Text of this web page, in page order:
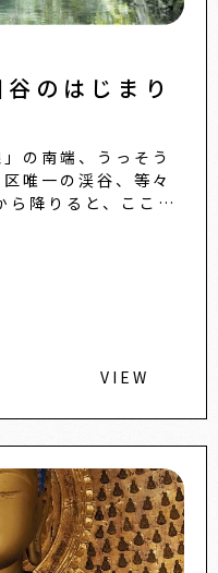
のはじまり
の南端、うっそう
唯一の渓谷、等々
VIEW